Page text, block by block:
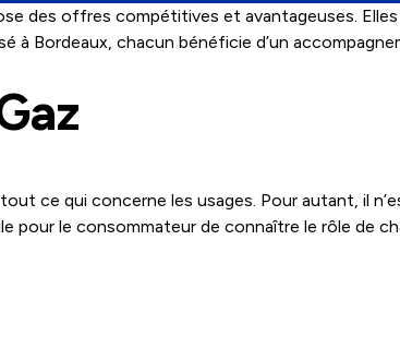
des offres compétitives et avantageuses.
à Bordeaux, chacun bénéficie d’un
ce qui concerne les usages. Pour autant, il
pour le consommateur de connaître le rôle de